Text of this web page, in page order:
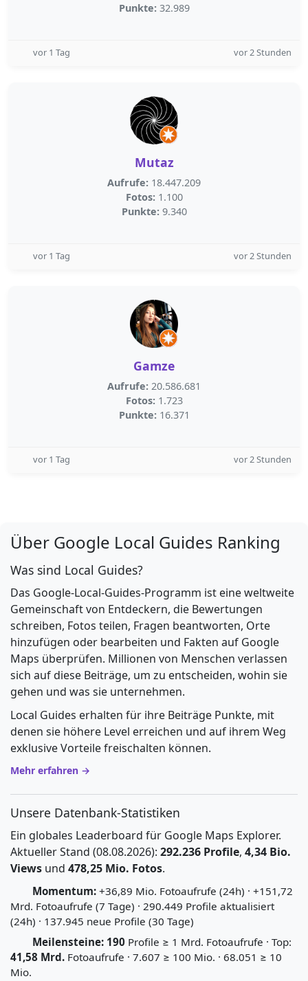
Punkte: 32.989
vor 1 Tag vor 2 Stunden
Mutaz
Aufrufe: 18.447.209
Fotos: 1.100
Punkte: 9.340
vor 1 Tag vor 2 Stunden
Gamze
Aufrufe: 20.586.681
Fotos: 1.723
Punkte: 16.371
vor 1 Tag vor 2 Stunden
Über Google Local Guides Ranking
Was sind Local Guides?
Das Google-Local-Guides-Programm ist eine weltweite
Gemeinschaft von Entdeckern, die Bewertungen
schreiben, Fotos teilen, Fragen beantworten, Orte
hinzufügen oder bearbeiten und Fakten auf Google
Maps überprüfen. Millionen von Menschen verlassen
sich auf diese Beiträge, um zu entscheiden, wohin sie
gehen und was sie unternehmen.
Local Guides erhalten für ihre Beiträge Punkte, mit
denen sie höhere Level erreichen und auf ihrem Weg
exklusive Vorteile freischalten können.
Mehr erfahren →
Unsere Datenbank-Statistiken
Ein globales Leaderboard für Google Maps Explorer.
Aktueller Stand (08.08.2026): 292.236 Profile, 4,34 Bio.
Views und 478,25 Mio. Fotos.
Momentum: +36,89 Mio. Fotoaufrufe (24h) · +151,72
Mrd. Fotoaufrufe (7 Tage) · 290.449 Profile aktualisiert
(24h) · 137.945 neue Profile (30 Tage)
Meilensteine: 190 Profile ≥ 1 Mrd. Fotoaufrufe · Top:
41,58 Mrd. Fotoaufrufe · 7.607 ≥ 100 Mio. · 68.051 ≥ 10
Mio.